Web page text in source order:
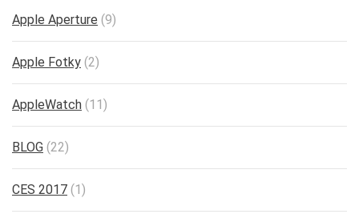
Apple Aperture (9)
Apple Fotky (2)
AppleWatch (11)
BLOG (22)
CES 2017 (1)